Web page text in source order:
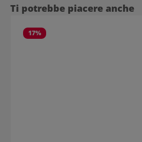
Salta la galleria dei prodotti
Ti potrebbe piacere anche
17%